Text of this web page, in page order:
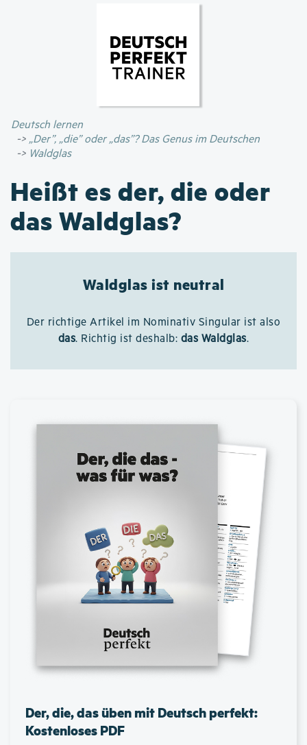
Inhalt
Deutsch lernen
„Der”, „die” oder „das”? Das Genus im Deutschen
Waldglas
Heißt es der, die oder
das Waldglas?
Waldglas ist neutral
Der richtige Artikel im Nominativ Singular ist also
das. Richtig ist deshalb: das Waldglas.
Der, die, das üben mit Deutsch perfekt:
Kostenloses PDF